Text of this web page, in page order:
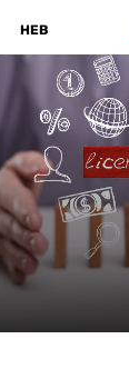
HEB